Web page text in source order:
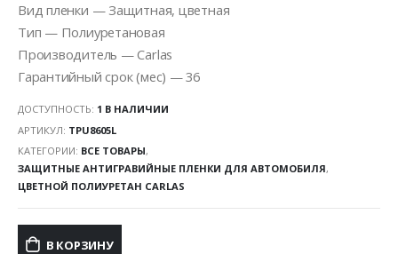
Вид пленки — Защитная, цветная
Тип — Полиуретановая
Производитель — Carlas
Гарантийный срок (мес) — 36
ДОСТУПНОСТЬ: 1 В НАЛИЧИИ
АРТИКУЛ: TPU8605L
КАТЕГОРИИ: ВСЕ ТОВАРЫ,
ЗАЩИТНЫЕ АНТИГРАВИЙНЫЕ ПЛЕНКИ ДЛЯ АВТОМОБИЛЯ,
ЦВЕТНОЙ ПОЛИУРЕТАН CARLAS
В КОРЗИНУ